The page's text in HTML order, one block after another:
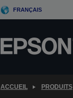
FRANÇAIS
ACCUEIL PRODUITS